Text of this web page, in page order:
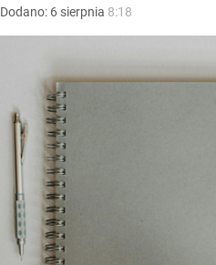
Dodano: 6 sierpnia 8:18